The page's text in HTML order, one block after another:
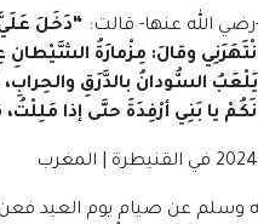
الله عنها- قالت: “دَخَلَ
وقالَ: مِزْمارَةُ
يَلْعَبُ السُّودانُ بالدَّرَقِ
يا بَنِي أرْفِدَةَ حتَّى إذا
وسلم عن صيام يوم العيد فعن